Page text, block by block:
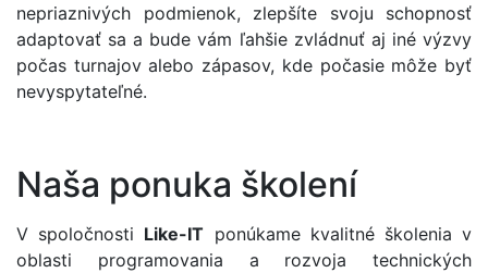
nepriaznivých podmienok, zlepšíte svoju schopnosť
adaptovať sa a bude vám ľahšie zvládnuť aj iné výzvy
počas turnajov alebo zápasov, kde počasie môže byť
nevyspytateľné.
Naša ponuka školení
V spoločnosti Like-IT ponúkame kvalitné školenia v
oblasti programovania a rozvoja technických